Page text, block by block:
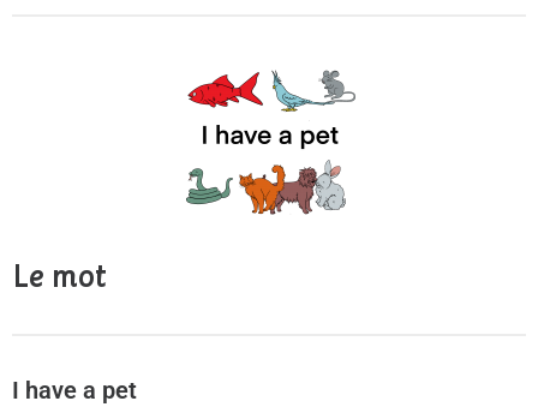
Le mot
I have a pet